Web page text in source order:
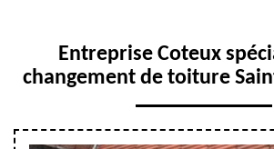
Entreprise Coteux
changement de toiture